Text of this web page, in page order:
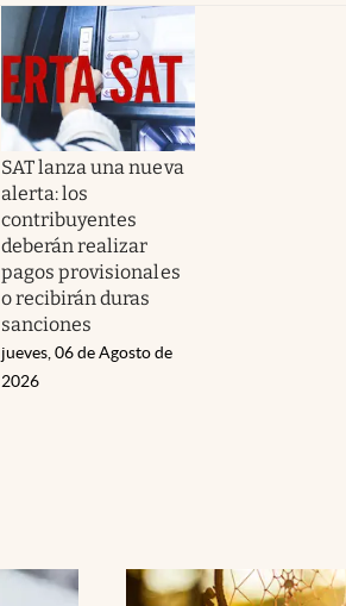
SAT lanza una nueva
alerta: los
contribuyentes
deberán realizar
pagos provisionales
o recibirán duras
sanciones
jueves, 06 de Agosto de
2026